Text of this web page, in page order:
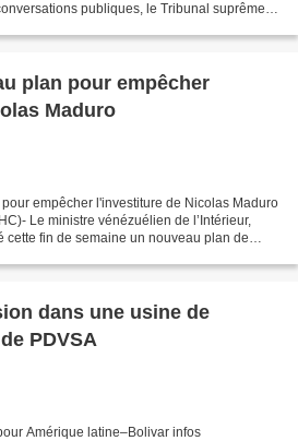
publiques, le Tribunal suprême
plan pour empêcher
Maduro
empêcher l'investiture de Nicolas Maduro
Le ministre vénézuélien de l’Intérieur,
cette fin de semaine un nouveau plan de
dans une usine de
PDVSA
Amérique latine–Bolivar infos